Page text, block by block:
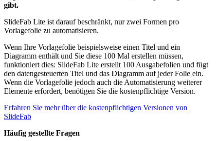
gibt.
SlideFab Lite ist darauf beschränkt, nur zwei Formen pro
Vorlagefolie zu automatisieren.
Wenn Ihre Vorlagefolie beispielsweise einen Titel und ein
Diagramm enthält und Sie diese 100 Mal erstellen müssen,
funktioniert dies: SlideFab Lite erstellt 100 Ausgabefolien und fügt
den datengesteuerten Titel und das Diagramm auf jeder Folie ein.
Wenn die Vorlagefolie jedoch auch die Automatisierung weiterer
Elemente erfordert, benötigen Sie die kostenpflichtige Version.
Erfahren Sie mehr über die kostenpflichtigen Versionen von
SlideFab
Häufig gestellte Fragen